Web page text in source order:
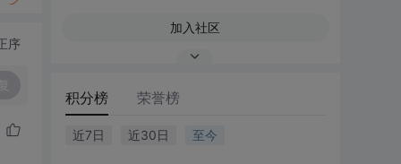
序
加入社区
积分榜 荣誉榜
近7日 近30日 至今